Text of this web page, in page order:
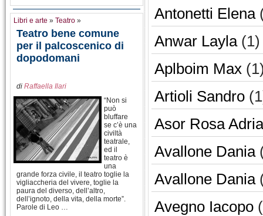
Libri e arte » Teatro »
Teatro bene comune
per il palcoscenico di
dopodomani
di Raffaella Ilari
“Non si
può
bluffare
se c’è una
civiltà
teatrale,
ed il
teatro è
una
grande forza civile, il teatro toglie la
vigliaccheria del vivere, toglie la
paura del diverso, dell’altro,
dell’ignoto, della vita, della morte”.
Parole di Leo …
Antonetti Elena
Anwar Layla(1)
Aplboim Max
Artioli Sandro
Asor Rosa
Avallone Dania
Avallone Dania
Avegno Iacopo